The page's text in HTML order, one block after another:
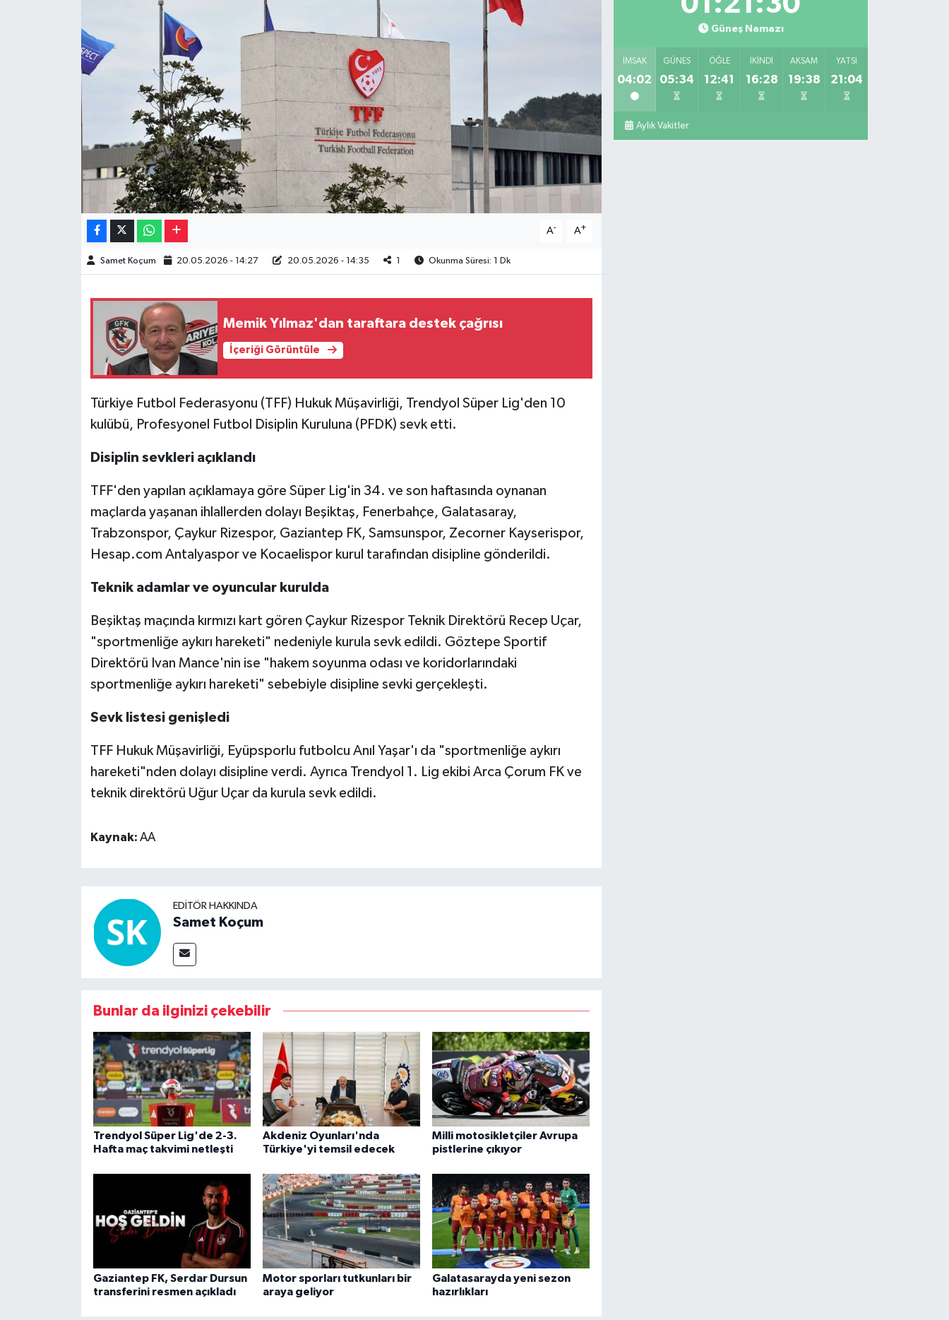
A- A+
Samet Koçum 20.05.2026 - 14:27 20.05.2026 - 14:35 Okunma Süresi: 1 Dk
Memik Yılmaz'dan taraftara destek çağrısı
İçeriği Görüntüle
Türkiye Futbol Federasyonu (TFF) Hukuk Müşavirliği, Trendyol Süper Lig'den 10
kulübü, Profesyonel Futbol Disiplin Kuruluna (PFDK) sevk etti.
Disiplin sevkleri açıklandı
TFF'den yapılan açıklamaya göre Süper Lig'in 34. ve son haftasında oynanan
maçlarda yaşanan ihlallerden dolayı Beşiktaş, Fenerbahçe, Galatasaray,
Trabzonspor, Çaykur Rizespor, Gaziantep FK, Samsunspor, Zecorner Kayserispor,
Hesap.com Antalyaspor ve Kocaelispor kurul tarafından disipline gönderildi.
Teknik adamlar ve oyuncular kurulda
Beşiktaş maçında kırmızı kart gören Çaykur Rizespor Teknik Direktörü Recep Uçar,
"sportmenliğe aykırı hareketi" nedeniyle kurula sevk edildi. Göztepe Sportif
Direktörü Ivan Mance'nin ise "hakem soyunma odası ve koridorlarındaki
sportmenliğe aykırı hareketi" sebebiyle disipline sevki gerçekleşti.
Sevk listesi genişledi
TFF Hukuk Müşavirliği, Eyüpsporlu futbolcu Anıl Yaşar'ı da "sportmenliğe aykırı
hareketi"nden dolayı disipline verdi. Ayrıca Trendyol 1. Lig ekibi Arca Çorum FK ve
teknik direktörü Uğur Uçar da kurula sevk edildi.
Kaynak: AA
EDITÖR HAKKINDA
Samet Koçum
Bunlar da ilginizi çekebilir
Trendyol Süper Lig'de 2-3.
Hafta maç takvimi netleşti
Akdeniz Oyunları'nda
Türkiye'yi temsil edecek
Milli motosikletçiler Avrupa
pistlerine çıkıyor
Gaziantep FK, Serdar Dursun
transferini resmen açıkladı
Motor sporları tutkunları bir
araya geliyor
Galatasarayda yeni sezon
hazırlıkları
Güneş Namazı
İMSAK
04:02
GÜNEŞ
05:34
ÖĞLE
12:41
İKINDI
16:28
AKŞAM
19:38
YATSI
21:04
Aylık Vakitler
Resmi İlanlar
Sinemalar
Teknoloji
Video Haber
Yeme-İçme